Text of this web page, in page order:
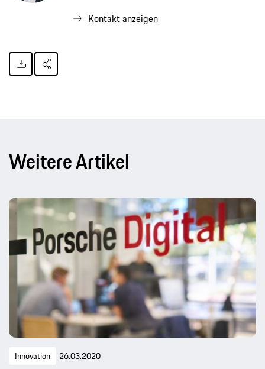
Kontakt anzeigen
Weitere Artikel
Innovation 26.03.2020